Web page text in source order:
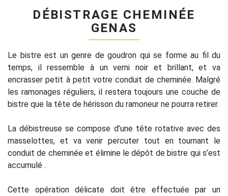
DÉBISTRAGE CHEMINÉE
GENAS
Le bistre est un genre de goudron qui se forme au fil du
temps, il ressemble à un verni noir et brillant, et va
encrasser petit à petit votre conduit de cheminée. Malgré
les ramonages réguliers, il restera toujours une couche de
bistre que la tête de hérisson du ramoneur ne pourra retirer.
La débistreuse se compose d’une tête rotative avec des
masselottes, et va venir percuter tout en tournant le
conduit de cheminée et élimine le dépôt de bistre qui s’est
accumulé .
Cette opération délicate doit être effectuée par un